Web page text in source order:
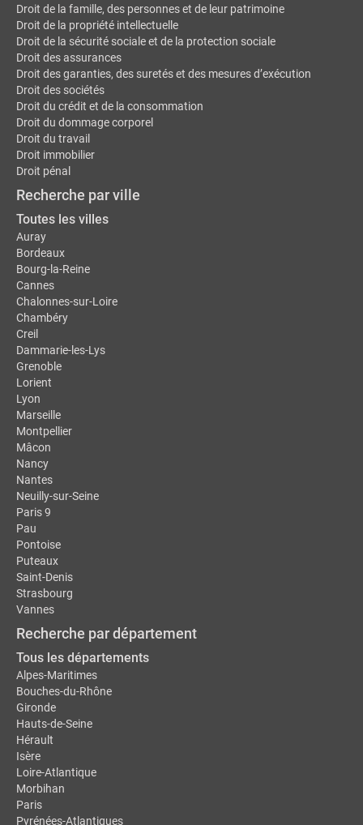
Droit de la famille, des personnes et de leur patrimoine
Droit de la propriété intellectuelle
Droit de la sécurité sociale et de la protection sociale
Droit des assurances
Droit des garanties, des suretés et des mesures d’exécution
Droit des sociétés
Droit du crédit et de la consommation
Droit du dommage corporel
Droit du travail
Droit immobilier
Droit pénal
Recherche par ville
Toutes les villes
Auray
Bordeaux
Bourg-la-Reine
Cannes
Chalonnes-sur-Loire
Chambéry
Creil
Dammarie-les-Lys
Grenoble
Lorient
Lyon
Marseille
Montpellier
Mâcon
Nancy
Nantes
Neuilly-sur-Seine
Paris 9
Pau
Pontoise
Puteaux
Saint-Denis
Strasbourg
Vannes
Recherche par département
Tous les départements
Alpes-Maritimes
Bouches-du-Rhône
Gironde
Hauts-de-Seine
Hérault
Isère
Loire-Atlantique
Morbihan
Paris
Pyrénées-Atlantiques